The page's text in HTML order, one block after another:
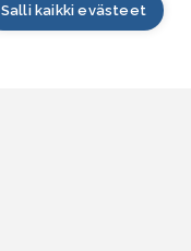
Salli kaikki evästeet